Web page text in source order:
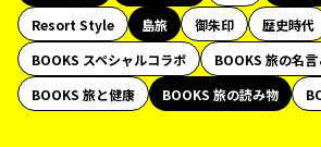
Resort Style
島旅 御朱印 歴史時代
BOOKS スペシャルコラボ
BOOKS 旅の名言
BOOKS 旅と健康
BOOKS 旅の読み物